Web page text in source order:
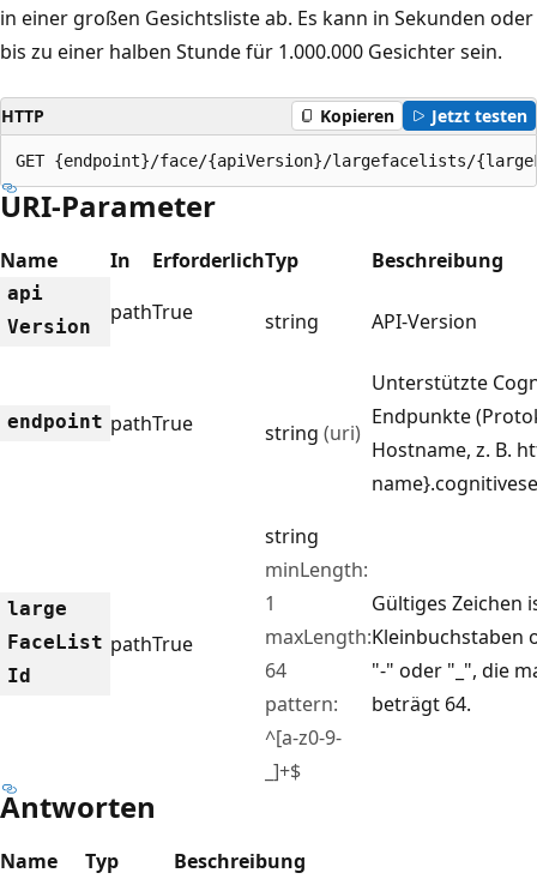
in einer großen Gesichtsliste ab. Es kann in Sekunden oder
bis zu einer halben Stunde für 1.000.000 Gesichter sein.
HTTP Kopieren Jetzt testen
GET {endpoint}/face/{apiVersion}/largefacelists/
URI-Parameter
Name In ErforderlichTyp Beschreibung
api
Version
pathTrue string API-Version
endpoint pathTrue string (uri)
Unterstützte
Endpunkte
Hostname, z. B.
large
FaceList
Id
pathTrue
string
minLength:
1
maxLength:
64
pattern:
^[a-z0-9-
_]+$
Gültiges Zeichen
Kleinbuchstaben
"-" oder "_", die
beträgt 64.
Antworten
Name Typ Beschreibung